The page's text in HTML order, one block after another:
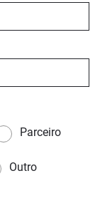
Parceiro
Outro